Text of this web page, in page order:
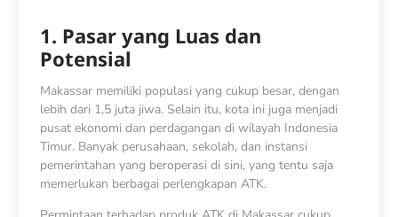
1. Pasar yang Luas dan
Potensial
Makassar memiliki populasi yang cukup besar, dengan
lebih dari 1,5 juta jiwa. Selain itu, kota ini juga menjadi
pusat ekonomi dan perdagangan di wilayah Indonesia
Timur. Banyak perusahaan, sekolah, dan instansi
pemerintahan yang beroperasi di sini, yang tentu saja
memerlukan berbagai perlengkapan ATK.